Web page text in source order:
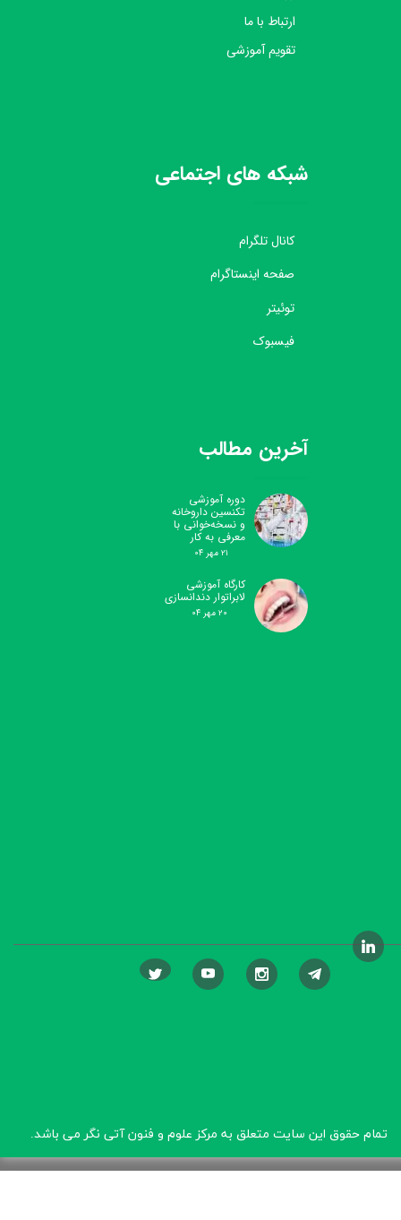
ارتباط با ما
تقویم آموزشی
آخرین مطالب
دوره آموزشی
تکنسین داروخانه
و نسخه‌خوانی با
معرفی به کار
۲۱ مهر ۰۴
کارگاه آموزشی
لابراتوار دندانسازی
۲۰ مهر ۰۴
شبکه های اجتماعی
کانال تلگرام
صفحه اینستاگرام
توئیتر
فیسبوک
تمام حقوق این سایت متعلق به مرکز علوم و فنون آتی نگر می باشد.